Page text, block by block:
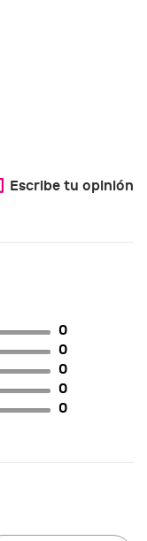
Escribe tu opinión
0
0
0
0
0